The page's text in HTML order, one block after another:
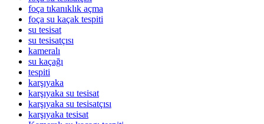
foça tıkanıklık açma
foça su kaçak tespiti
su tesisat
su tesisatçısı
kameralı
su kaçağı
tespiti
karşıyaka
karşıyaka su tesisat
karşıyaka su tesisatçısı
karşıyaka tesisat